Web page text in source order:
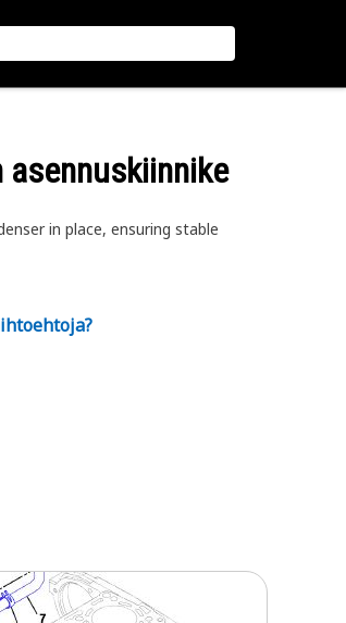
in place, ensuring stable